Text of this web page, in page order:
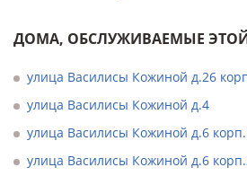
ДОМА, ОБСЛУЖИВАЕМЫЕ
улица Василисы Кожиной д.26
улица Василисы Кожиной д.4
улица Василисы Кожиной д.6
улица Василисы Кожиной д.6